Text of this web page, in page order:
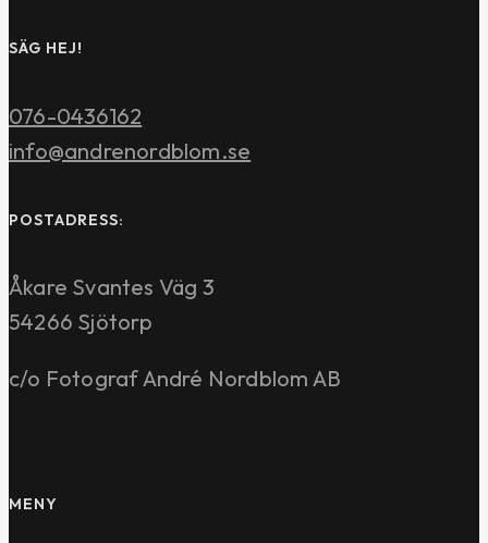
SÄG HEJ!
076-0436162
info@andrenordblom.se
POSTADRESS:
Åkare Svantes Väg 3
54266 Sjötorp
c/o Fotograf André Nordblom AB
MENY